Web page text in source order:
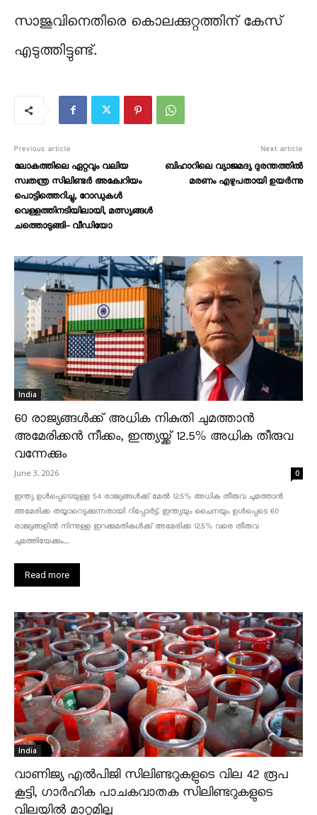
സാജുവിനെതിരെ കൊലക്കുറ്റത്തിന് കേസ്
എടുത്തിട്ടുണ്ട്.
Previous article
ലോകത്തിലെ ഏറ്റവും വലിയ
സ്വതന്ത്ര സിലിണ്ടർ അക്വേറിയം
പൊട്ടിത്തെറിച്ചു, റോഡുകൾ
വെള്ളത്തിനടിയിലായി, മത്സ്യങ്ങൾ
ചത്തൊടുങ്ങി- വീഡിയോ
Next article
ബിഹാറിലെ വ്യാജമദ്യ ദുരന്തത്തിൽ
മരണം എഴുപതായി ഉയർന്നു
India
60 രാജ്യങ്ങൾക്ക് അധിക നികുതി ചുമത്താൻ
അമേരിക്കൻ നീക്കം, ഇന്ത്യയ്ക്ക് 12.5% അധിക തീരുവ
വന്നേക്കും
June 3, 2026 0
ഇന്ത്യ ഉൾപ്പെടെയുള്ള 54 രാജ്യങ്ങൾക്ക് മേൽ 12.5% അധിക തീരുവ ചുമത്താൻ
അമേരിക്ക തയ്യാറെടുക്കുന്നതായി റിപ്പോർട്ട്. ഇന്ത്യയും ചൈനയും ഉൾപ്പെടെ 60
രാജ്യങ്ങളിൽ നിന്നുള്ള ഇറക്കുമതികൾക്ക് അമേരിക്ക 12.5% ​​വരെ തീരുവ
ചുമത്തിയേക്കും....
Read more
India
വാണിജ്യ എൽപിജി സിലിണ്ടറുകളുടെ വില 42 രൂപ
കൂട്ടി, ഗാർഹിക പാചകവാതക സിലിണ്ടറുകളുടെ
വിലയിൽ മാറ്റമില്ല